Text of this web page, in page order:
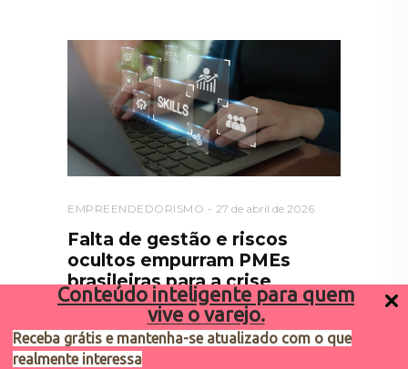
Conteúdo inteligente para quem
vive o varejo.
Receba grátis e mantenha-se atualizado com o que
realmente interessa
EMPREENDEDORISMO 27 de abril de 2026
Falta de gestão e riscos
ocultos empurram PMEs
brasileiras para a crise
Diagnóstico empresarial aponta falhas
financeiras jurídicas e contábeis como
entraves à sobrevivência dos negócios